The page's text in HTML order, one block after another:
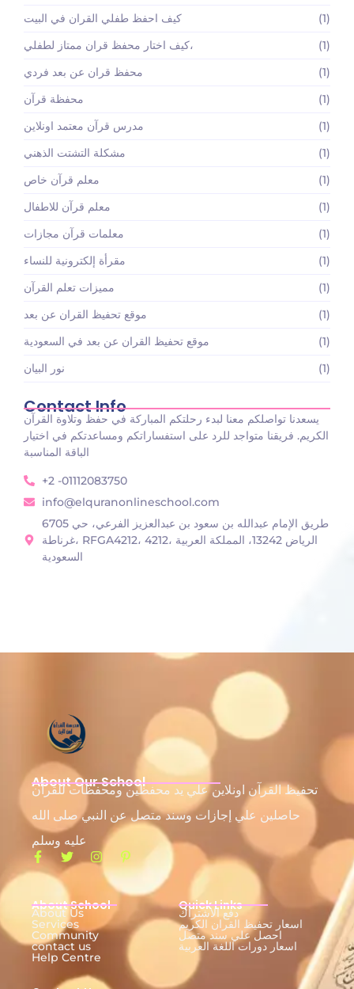
كيف احفظ طفلي القران في البيت
(1)
كيف اختار محفظ قران ممتاز لطفلي،
(1)
محفظ قران عن بعد فردي
(1)
محفظة قرآن
(1)
مدرس قرآن معتمد اونلاين
(1)
مشكلة التشتت الذهني
(1)
معلم قرآن خاص
(1)
معلم قرآن للاطفال
(1)
معلمات قرآن مجازات
(1)
مقرأة إلكترونية للنساء
(1)
مميزات تعلم القرآن
(1)
موقع تحفيظ القران عن بعد
(1)
موقع تحفيظ القران عن بعد في السعودية
(1)
نور البيان
(1)
Contact Info
يسعدنا تواصلكم معنا لبدء رحلتكم المباركة في حفظ وتلاوة القرآن
الكريم. فريقنا متواجد للرد على استفساراتكم ومساعدتكم في اختيار
الباقة المناسبة
+2 -01112083750
info@elquranonlineschool.com
6705 طريق الإمام عبدالله بن سعود بن عبدالعزيز الفرعي، حي
غرناطة، RFGA4212، 4212، الرياض 13242، المملكة العربية
السعودية
About Our School
تحفيظ القرآن اونلاين علي يد محفظين ومحفظات للقرآن
حاصلين علي إجازات وسند متصل عن النبي صلى الله
عليه وسلم
About School
About Us
Services
Community
contact us
Help Centre
Quick Links
دفع الاشتراك
اسعار تحفيظ القران الكريم
احصل علي سند متصل
اسعار دورات اللغة العربية